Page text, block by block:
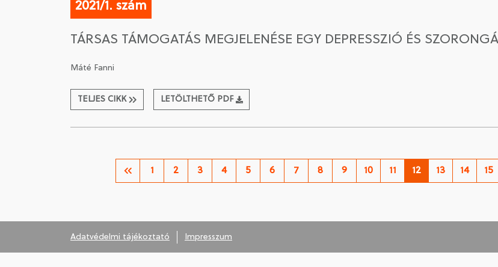
2021/1. szám
TÁRSAS TÁMOGATÁS MEGJELENÉSE EGY DEPRESSZIÓ ÉS
Máté Fanni
TELJES CIKK LETÖLTHETŐ PDF
1 2 3 4 5 6 7 8 9 10 11 12 13 14 15
Adatvédelmi tájékoztató Impresszum